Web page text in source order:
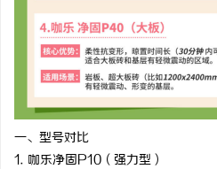
一、型号对比
1. 咖乐净固P10 （强力型）